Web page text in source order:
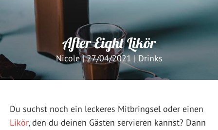
After Eight Likör
Nicole|27/04/2021 | Drinks
Du suchst noch ein leckeres Mitbringsel oder einen
Likör, den du deinen Gästen servieren kannst? Dann